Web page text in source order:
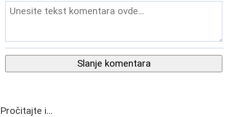
Slanje komentara
Pročitajte i...